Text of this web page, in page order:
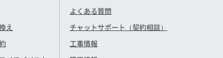
え
よくある質問
チャットサポート（契約相談）
工事情報